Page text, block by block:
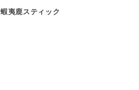
蝦夷鹿スティック